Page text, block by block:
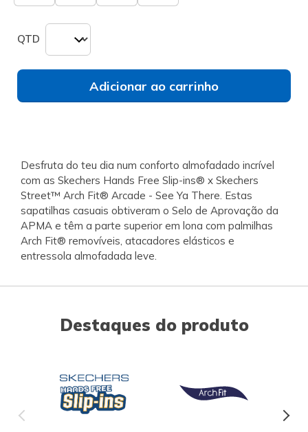
QTD
Adicionar ao carrinho
Desfruta do teu dia num conforto almofadado incrível
com as Skechers Hands Free Slip-ins® x Skechers
Street™ Arch Fit® Arcade - See Ya There. Estas
sapatilhas casuais obtiveram o Selo de Aprovação da
APMA e têm a parte superior em lona com palmilhas
Arch Fit® removíveis, atacadores elásticos e
entressola almofadada leve.
Destaques do produto